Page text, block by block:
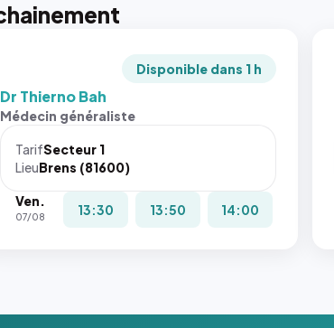
Disponible dans 1 h
Dr Thierno Bah
Médecin généraliste
TarifSecteur 1
LieuBrens (81600)
Ven.
07/08 13:30 13:50 14:00